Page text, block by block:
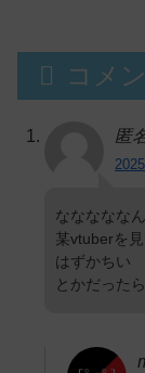
コメ
匿
ななななな
某vtuberを
はずかちい
とかだった